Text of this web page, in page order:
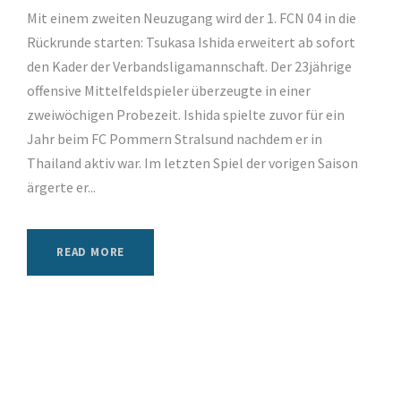
Mit einem zweiten Neuzugang wird der 1. FCN 04 in die
Rückrunde starten: Tsukasa Ishida erweitert ab sofort
den Kader der Verbandsligamannschaft. Der 23jährige
offensive Mittelfeldspieler überzeugte in einer
zweiwöchigen Probezeit. Ishida spielte zuvor für ein
Jahr beim FC Pommern Stralsund nachdem er in
Thailand aktiv war. Im letzten Spiel der vorigen Saison
ärgerte er...
READ MORE